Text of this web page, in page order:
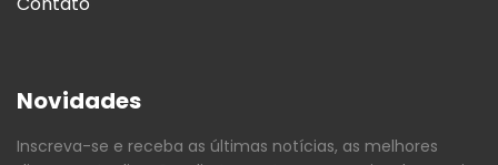
Novidades
Inscreva-se e receba as últimas notícias, as melhores